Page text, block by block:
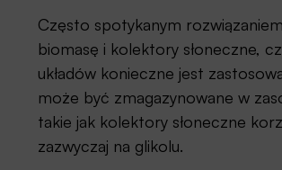
Często spotykanym
biomasę i kolektory słoneczne,
układów konieczne jest
może być zmagazynowane w
takie jak kolektory słoneczne
zazwyczaj na glikolu.